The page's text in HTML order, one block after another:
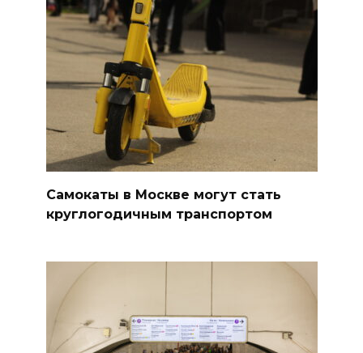
Самокаты в Москве могут стать
круглогодичным транспортом